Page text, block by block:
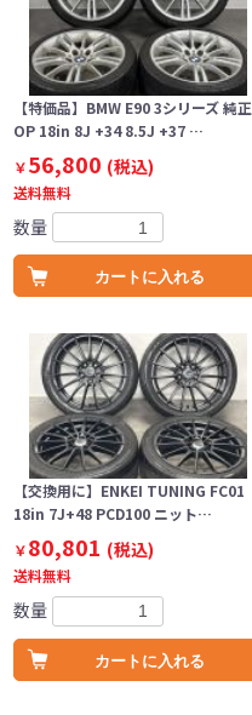
【特価品】BMW E90 3シリーズ 純正
OP 18in 8J +34 8.5J +37 …
￥56,800 (税込)
送料無料
数量
カートに入れる
【交換用に】ENKEI TUNING FC01
18in 7J+48 PCD100 ニット…
￥80,801 (税込)
送料無料
数量
カートに入れる